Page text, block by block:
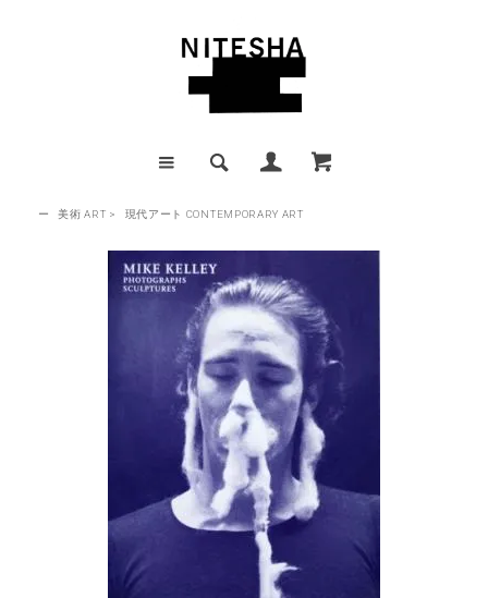
ー 美術 ART > 現代アート CONTEMPORARY ART